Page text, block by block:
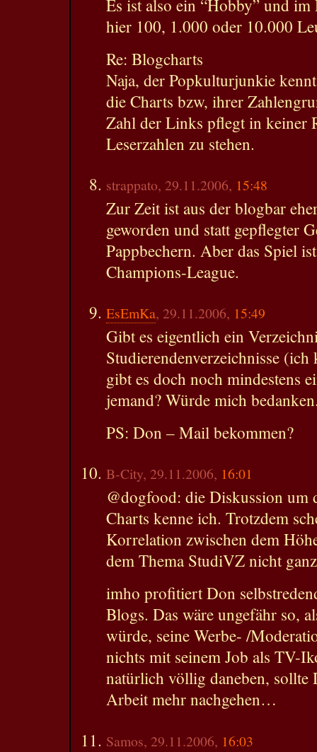
Es ist also ein “Hobby” und
hier 100, 1.000 oder 10.000
Re: Blogcharts
Naja, der Popkulturjunkie
die Charts bzw, ihrer
Zahl der Links pflegt in keiner
Leserzahlen zu stehen.
strappato, 29.11.2006, 15:48
Zur Zeit ist aus der blogbar
geworden und statt gepflegter
Pappbechern. Aber das Spiel
Champions-League.
EsEmKa, 29.11.2006, 15:49
Gibt es eigentlich ein
Studierendenverzeichnisse
gibt es doch noch mindestens
jemand? Würde mich
PS: Don – Mail bekommen?
B-City, 29.11.2006, 16:01
@dogfood: die Diskussion um
Charts kenne ich. Trotzdem
Korrelation zwischen dem
dem Thema StudiVZ nicht
imho profitiert Don
Blogs. Das wäre ungefähr so,
würde, seine Werbe- /
nichts mit seinem Job als TV-
natürlich völlig daneben, sollte
Arbeit mehr nachgehen…
Samos, 29.11.2006, 16:03